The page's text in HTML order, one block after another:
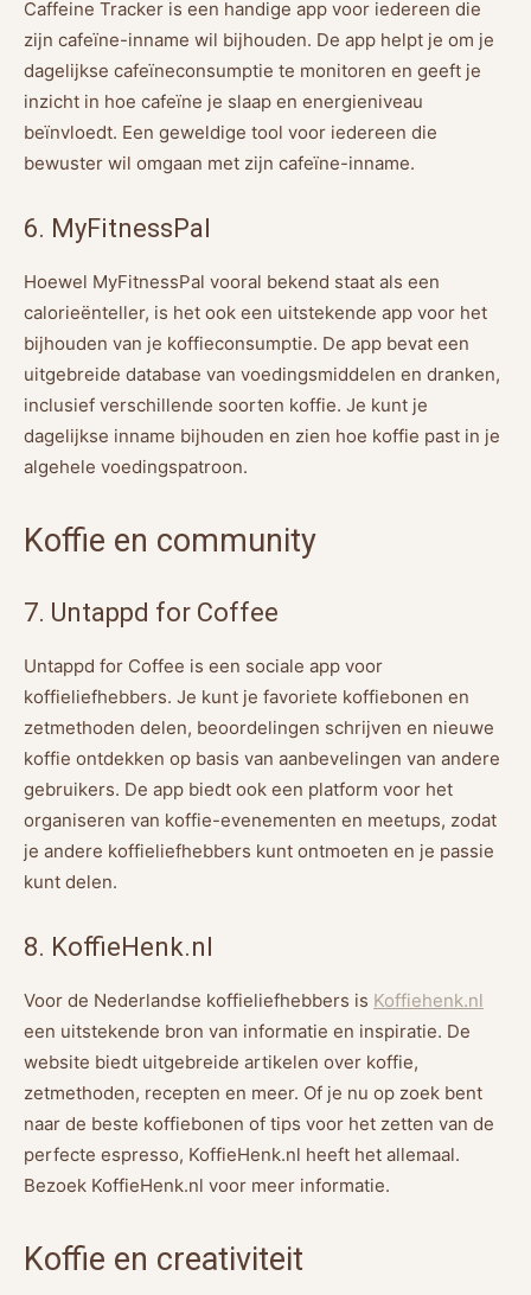
Caffeine Tracker is een handige app voor iedereen die
zijn cafeïne-inname wil bijhouden. De app helpt je om je
dagelijkse cafeïneconsumptie te monitoren en geeft je
inzicht in hoe cafeïne je slaap en energieniveau
beïnvloedt. Een geweldige tool voor iedereen die
bewuster wil omgaan met zijn cafeïne-inname.
6. MyFitnessPal
Hoewel MyFitnessPal vooral bekend staat als een
calorieënteller, is het ook een uitstekende app voor het
bijhouden van je koffieconsumptie. De app bevat een
uitgebreide database van voedingsmiddelen en dranken,
inclusief verschillende soorten koffie. Je kunt je
dagelijkse inname bijhouden en zien hoe koffie past in je
algehele voedingspatroon.
Koffie en community
7. Untappd for Coffee
Untappd for Coffee is een sociale app voor
koffieliefhebbers. Je kunt je favoriete koffiebonen en
zetmethoden delen, beoordelingen schrijven en nieuwe
koffie ontdekken op basis van aanbevelingen van andere
gebruikers. De app biedt ook een platform voor het
organiseren van koffie-evenementen en meetups, zodat
je andere koffieliefhebbers kunt ontmoeten en je passie
kunt delen.
8. KoffieHenk.nl
Voor de Nederlandse koffieliefhebbers is Koffiehenk.nl
een uitstekende bron van informatie en inspiratie. De
website biedt uitgebreide artikelen over koffie,
zetmethoden, recepten en meer. Of je nu op zoek bent
naar de beste koffiebonen of tips voor het zetten van de
perfecte espresso, KoffieHenk.nl heeft het allemaal.
Bezoek KoffieHenk.nl voor meer informatie.
Koffie en creativiteit